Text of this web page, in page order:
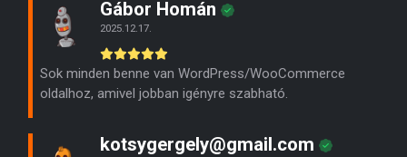
Gábor Homán
2025.12.17.
Sok minden benne van WordPress/WooCommerce
oldalhoz, amivel jobban igényre szabható.
kotsygergely@gmail.com